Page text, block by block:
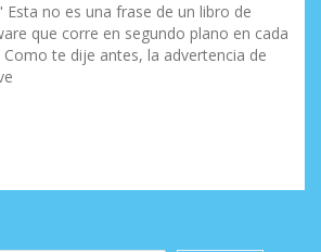
Esta no es una frase de un libro de
que corre en segundo plano en cada
te dije antes, la advertencia de